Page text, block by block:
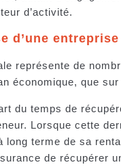
d’activité.
d’une
représente de
économique, que
du temps de
Lorsque cette
long terme de sa
de récupérer